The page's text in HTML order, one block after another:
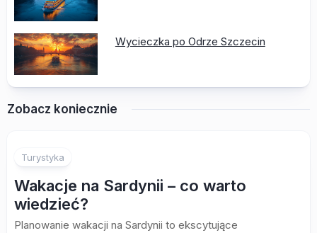
Wycieczka po Odrze Szczecin
Zobacz koniecznie
Turystyka
Wakacje na Sardynii – co warto
wiedzieć?
Planowanie wakacji na Sardynii to ekscytujące